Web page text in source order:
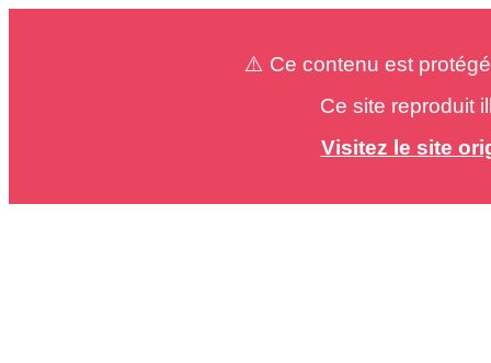
⚠️ Ce contenu est
Ce site reproduit
Visitez le site